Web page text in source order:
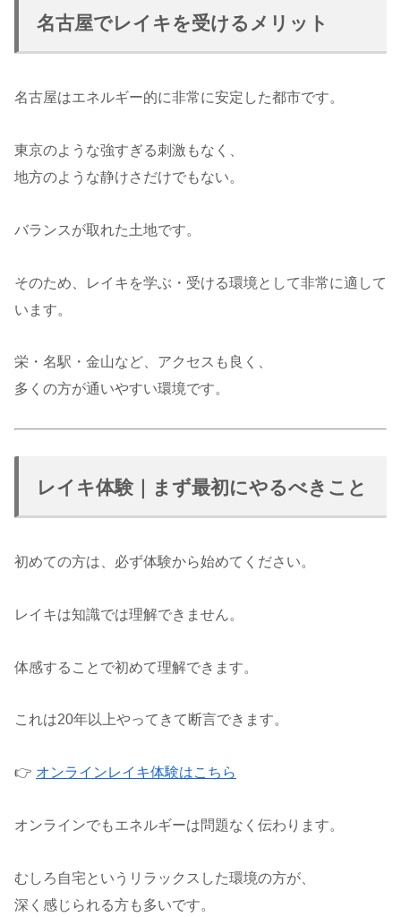
名古屋でレイキを受けるメリット
名古屋はエネルギー的に非常に安定した都市です。
東京のような強すぎる刺激もなく、
地方のような静けさだけでもない。
バランスが取れた土地です。
そのため、レイキを学ぶ・受ける環境として非常に適して
います。
栄・名駅・金山など、アクセスも良く、
多くの方が通いやすい環境です。
レイキ体験｜まず最初にやるべきこと
初めての方は、必ず体験から始めてください。
レイキは知識では理解できません。
体感することで初めて理解できます。
これは20年以上やってきて断言できます。
👉 オンラインレイキ体験はこちら
オンラインでもエネルギーは問題なく伝わります。
むしろ自宅というリラックスした環境の方が、
深く感じられる方も多いです。